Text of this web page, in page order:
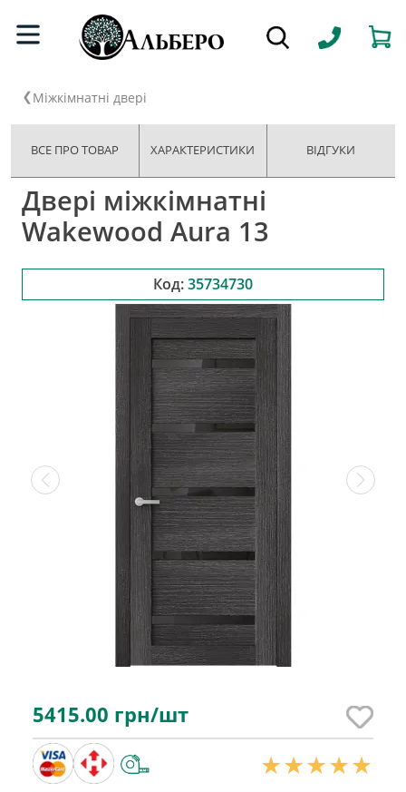
Міжкімнатні двері
ВСЕ ПРО ТОВАР ХАРАКТЕРИСТИКИ ВІДГУКИ
Двері міжкімнатні
Wakewood Aura 13
Код:35734730
5415.00 грн/шт